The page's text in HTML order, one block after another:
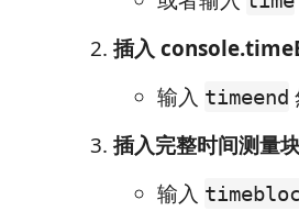
插入
输入 timeend
插入完整时间测量
输入